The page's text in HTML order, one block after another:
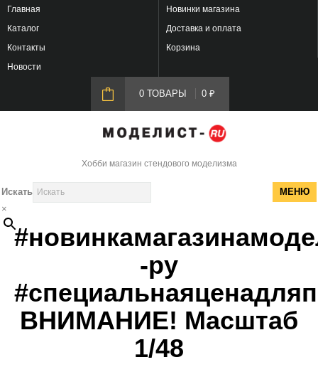
Главная
Новинки магазина
Каталог
Доставка и оплата
Контакты
Корзина
Новости
0 ТОВАРЫ 0 ₽
Хобби магазин стендового моделизма
МЕНЮ
Искать
×
-ру
ВНИМАНИЕ! Масштаб
1/48